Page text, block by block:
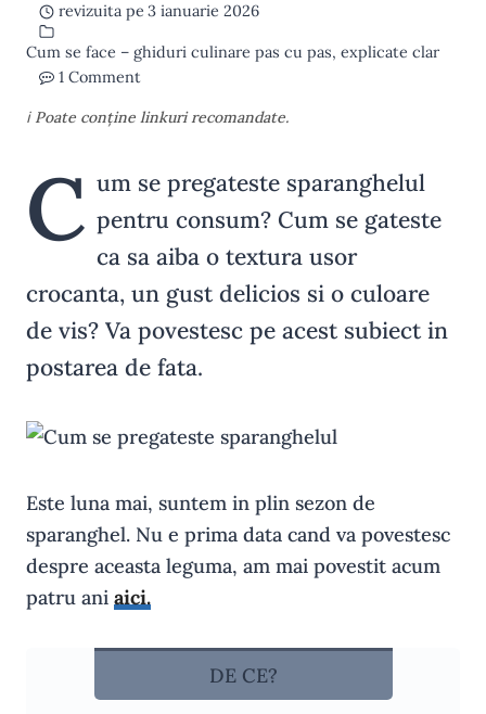
revizuita pe 3 ianuarie 2026
Cum se face – ghiduri culinare pas cu pas, explicate clar
1 Comment
ℹ️ Poate conține linkuri recomandate.
C um se pregateste sparanghelul
pentru consum? Cum se gateste
ca sa aiba o textura usor
crocanta, un gust delicios si o culoare
de vis? Va povestesc pe acest subiect in
postarea de fata.
Este luna mai, suntem in plin sezon de
sparanghel. Nu e prima data cand va povestesc
despre aceasta leguma, am mai povestit acum
patru ani aici.
DE CE?